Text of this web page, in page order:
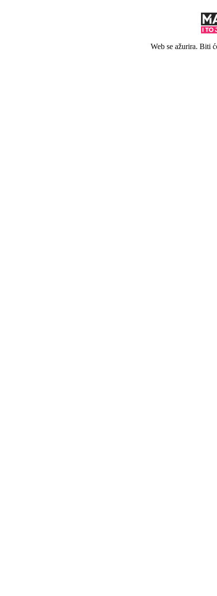
Web se ažurira. Biti